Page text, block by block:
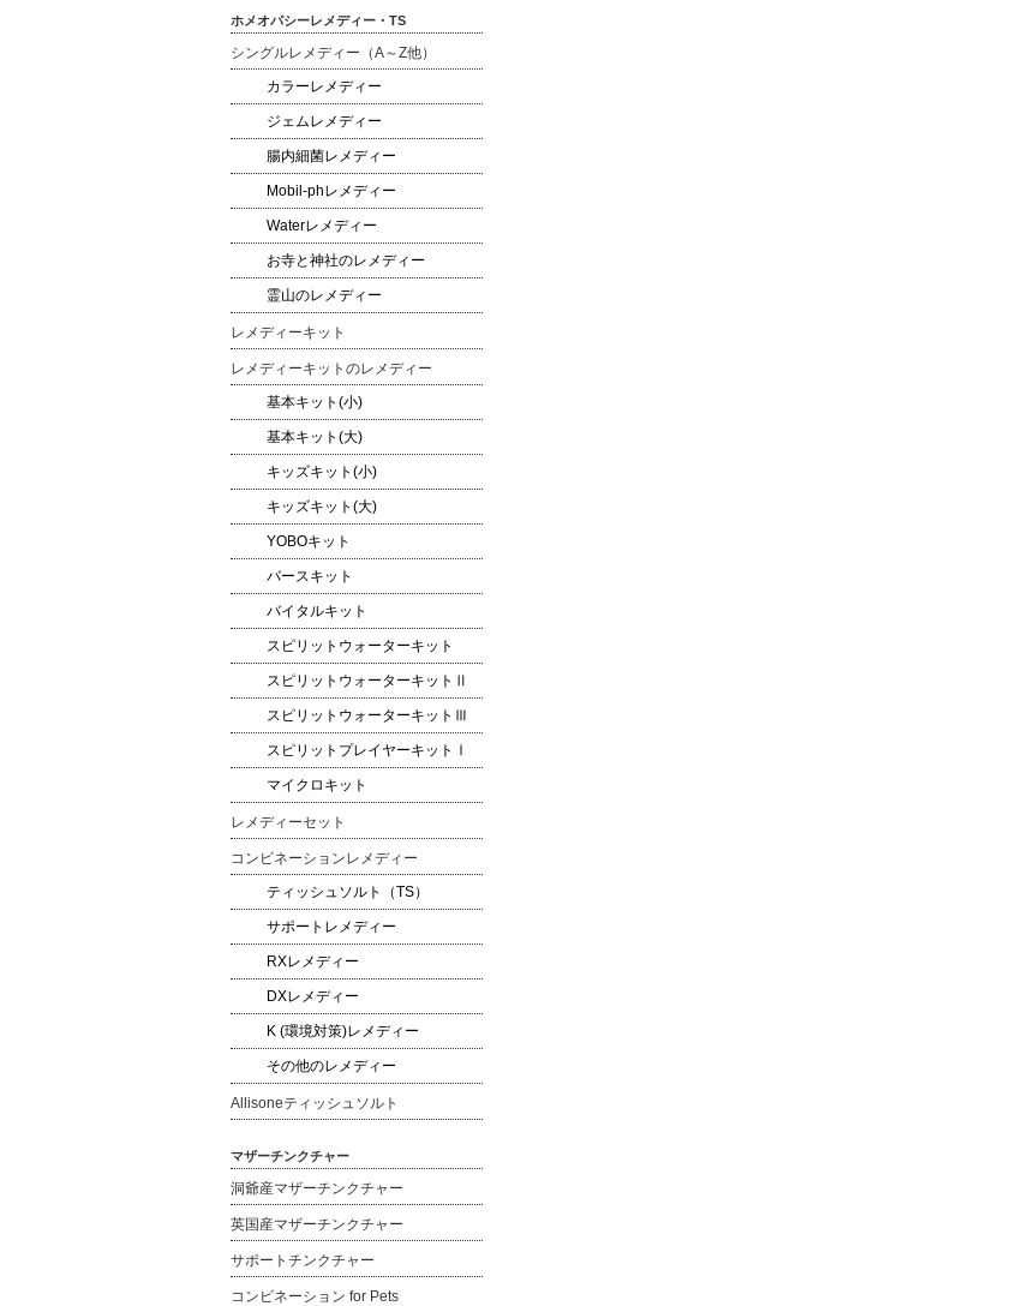
ホメオパシーレメディー・TS
シングルレメディー（A～Z他）
カラーレメディー
ジェムレメディー
腸内細菌レメディー
Mobil-phレメディー
Waterレメディー
お寺と神社のレメディー
霊山のレメディー
レメディーキット
レメディーキットのレメディー
基本キット(小)
基本キット(大)
キッズキット(小)
キッズキット(大)
YOBOキット
バースキット
バイタルキット
スピリットウォーターキット
スピリットウォーターキットⅡ
スピリットウォーターキットⅢ
スピリットプレイヤーキットⅠ
マイクロキット
レメディーセット
コンビネーションレメディー
ティッシュソルト（TS）
サポートレメディー
RXレメディー
DXレメディー
K (環境対策)レメディー
その他のレメディー
Allisoneティッシュソルト
マザーチンクチャー
洞爺産マザーチンクチャー
英国産マザーチンクチャー
サポートチンクチャー
コンビネーション for Pets